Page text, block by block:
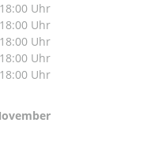
Uhr
Uhr
Uhr
Uhr
Uhr